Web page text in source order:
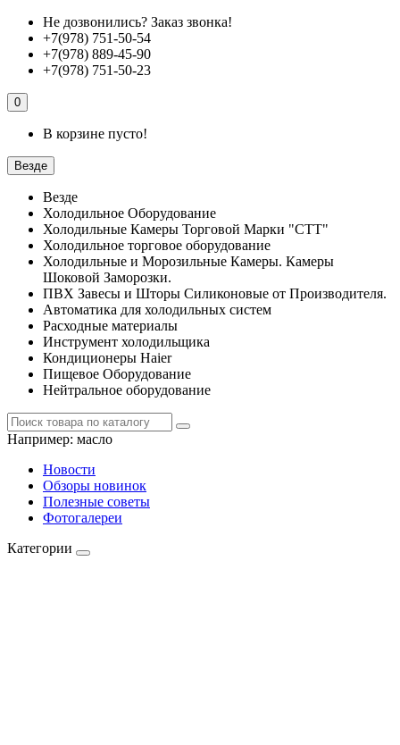
Не дозвонились? Заказ звонка!
+7(978) 751-50-54
+7(978) 889-45-90
+7(978) 751-50-23
0
В корзине пусто!
Везде
Везде
Холодильное Оборудование
Холодильные Камеры Торговой Марки "СТТ"
Холодильное торговое оборудование
Холодильные и Морозильные Камеры. Камеры
Шоковой Заморозки.
ПВХ Завесы и Шторы Силиконовые от Производителя.
Автоматика для холодильных систем
Расходные материалы
Инструмент холодильщика
Кондиционеры Haier
Пищевое Оборудование
Нейтральное оборудование
Например: масло
Новости
Обзоры новинок
Полезные советы
Фотогалереи
Категории